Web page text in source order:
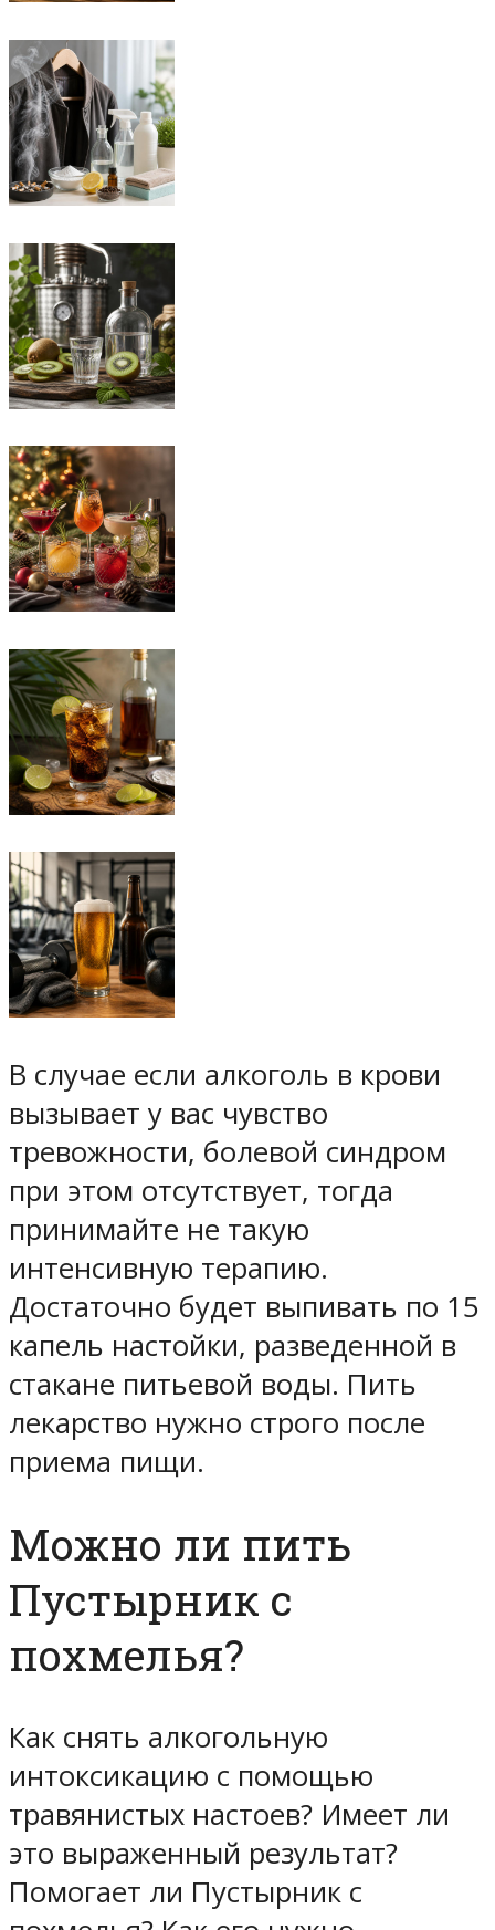
В случае если алкоголь в крови
вызывает у вас чувство
тревожности, болевой синдром
при этом отсутствует, тогда
принимайте не такую
интенсивную терапию.
Достаточно будет выпивать по 15
капель настойки, разведенной в
стакане питьевой воды. Пить
лекарство нужно строго после
приема пищи.
Можно ли пить
Пустырник с
похмелья?
Как снять алкогольную
интоксикацию с помощью
травянистых настоев? Имеет ли
это выраженный результат?
Помогает ли Пустырник с